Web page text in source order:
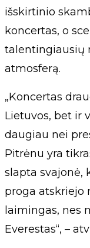
išskirtinio
koncertas, o
talentingiausių
atmosferą.
„Koncertas
Lietuvos, bet ir
daugiau nei
Pitrėnu yra
slapta svajonė,
proga atskriejo
laimingas, nes
Everestas“, –